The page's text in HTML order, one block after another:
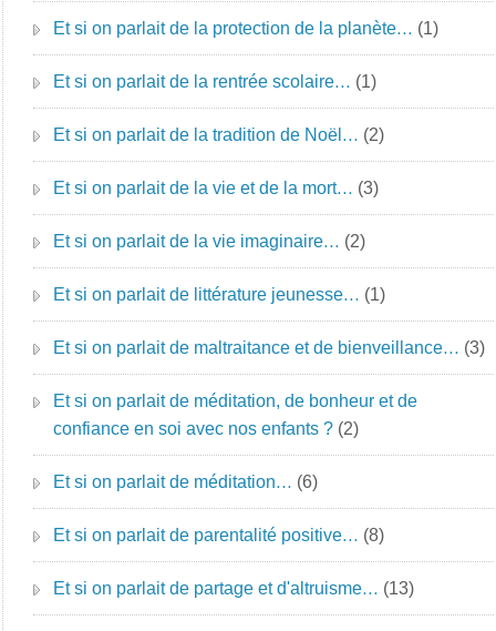
Et si on parlait de la protection de la planète… (1)
Et si on parlait de la rentrée scolaire… (1)
Et si on parlait de la tradition de Noël… (2)
Et si on parlait de la vie et de la mort… (3)
Et si on parlait de la vie imaginaire… (2)
Et si on parlait de littérature jeunesse… (1)
Et si on parlait de maltraitance et de bienveillance… (3)
Et si on parlait de méditation, de bonheur et de
confiance en soi avec nos enfants ? (2)
Et si on parlait de méditation… (6)
Et si on parlait de parentalité positive… (8)
Et si on parlait de partage et d'altruisme… (13)